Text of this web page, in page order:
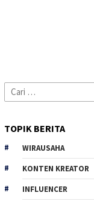
Cari
untuk:
TOPIK BERITA
WIRAUSAHA
KONTEN KREATOR
INFLUENCER